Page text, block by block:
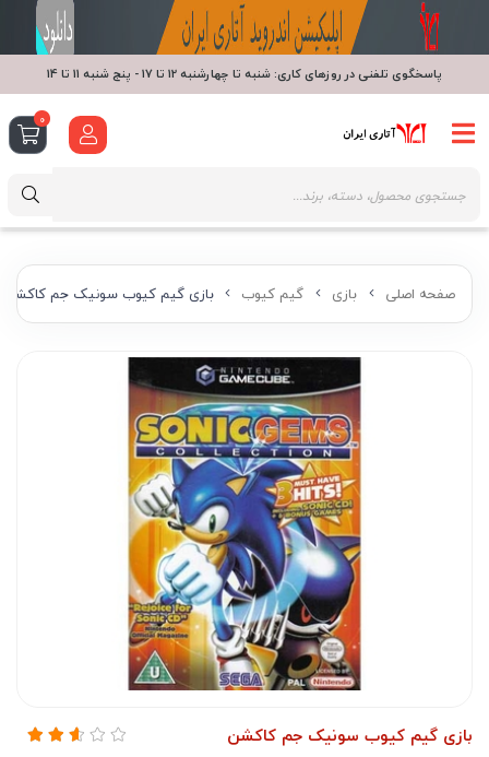
صفحه اصلی بازی گیم کیوب بازی گیم کیوب سونیک جم کاکشن
بازی گیم کیوب سونیک جم کاکشن
پاسخگوی تلفنی در روزهای کاری: شنبه تا چهارشنبه 12 تا 17 - پنج شنبه 11 تا 14
0